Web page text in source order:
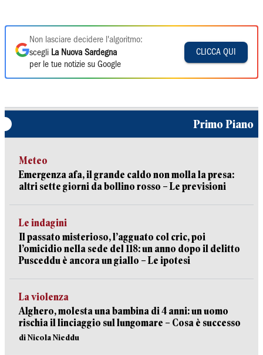
Non lasciare decidere l'algoritmo:
scegli La Nuova Sardegna
per le tue notizie su Google
CLICCA QUI
Primo Piano
Meteo
Emergenza afa, il grande caldo non molla la presa:
altri sette giorni da bollino rosso – Le previsioni
Le indagini
Il passato misterioso, l’agguato col cric, poi
l’omicidio nella sede del 118: un anno dopo il delitto
Pusceddu è ancora un giallo – Le ipotesi
La violenza
Alghero, molesta una bambina di 4 anni: un uomo
rischia il linciaggio sul lungomare – Cosa è successo
di Nicola Nieddu